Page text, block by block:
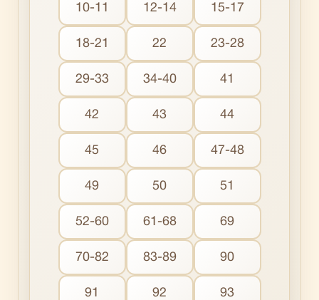
10-11 12-14 15-17
18-21 22 23-28
29-33 34-40 41
42 43 44
45 46 47-48
49 50 51
52-60 61-68 69
70-82 83-89 90
91 92 93